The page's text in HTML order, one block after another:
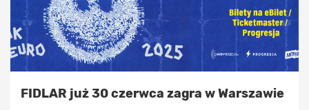
FIDLAR już 30 czerwca zagra w Warszawie